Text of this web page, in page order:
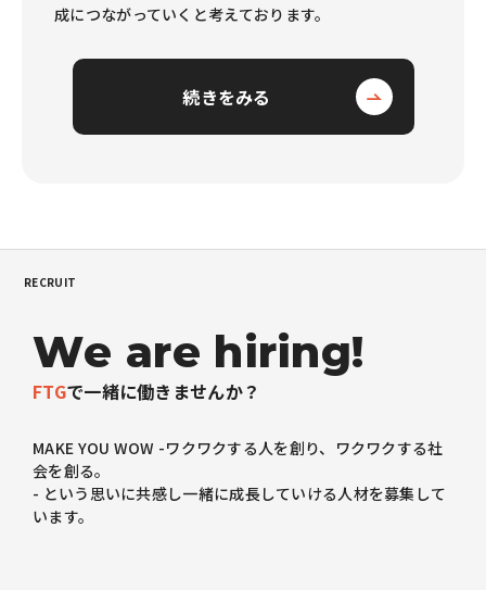
成につながっていくと考えております。
続きをみる
RECRUIT
We are hiring!
FTGで一緒に働きませんか？
MAKE YOU WOW -ワクワクする人を創り、ワクワクする社
会を創る。
- という思いに共感し一緒に成長していける人材を募集して
います。